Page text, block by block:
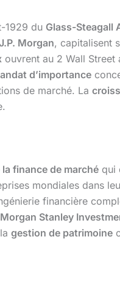
1929 du Glass-Steagall
Morgan, capitalisent
ouvrent au 2 Wall
d’importance
de marché. La
finance de marché qui
mondiales dans
financière
Morgan Stanley
gestion de patrimoine